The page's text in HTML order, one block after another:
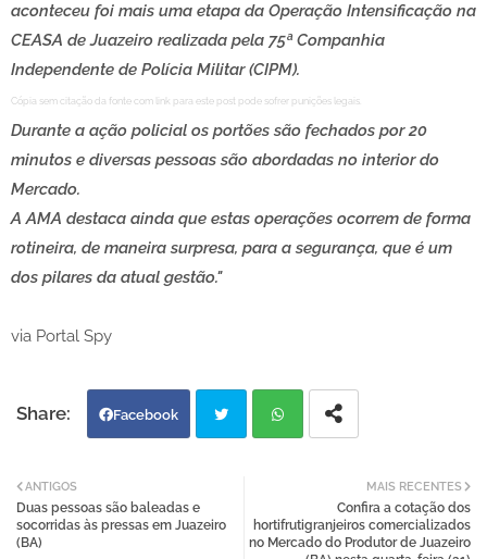
aconteceu foi mais uma etapa da Operação Intensificação na
CEASA de Juazeiro realizada pela 75ª Companhia
Independente de Polícia Militar (CIPM).
Cópia sem citação da fonte com link para este post pode sofrer punições legais.
Durante a ação policial os portões são fechados por 20
minutos e diversas pessoas são abordadas no interior do
Mercado.
A AMA destaca ainda que estas operações ocorrem de forma
rotineira, de maneira surpresa, para a segurança, que é um
dos pilares da atual gestão."
via Portal Spy
Facebook
MAIS RECENTES
Confira a cotação dos
hortifrutigranjeiros comercializados
no Mercado do Produtor de Juazeiro
ANTIGOS
Duas pessoas são baleadas e
socorridas às pressas em Juazeiro
(BA)